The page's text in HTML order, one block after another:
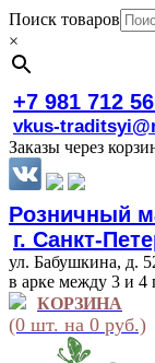
Поиск товаров
×
+7 981 712
vkus-
Заказы через
Розничный
г. Санкт-
ул. Бабушкина, д.
в арке между 3 и
КОРЗИНА
(0 шт. на 0 руб.)